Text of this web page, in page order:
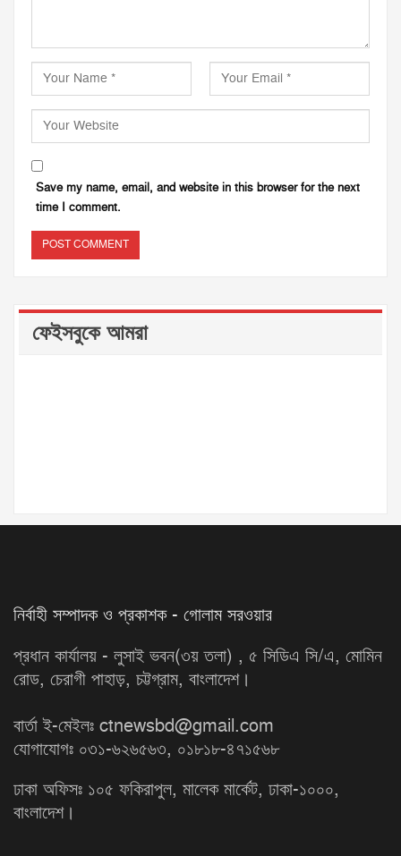
Save my name, email, and website in this browser for the next
time I comment.
ফেইসবুকে আমরা
নির্বাহী সম্পাদক ও প্রকাশক - গোলাম সরওয়ার
প্রধান কার্যালয় - লুসাই ভবন(৩য় তলা) , ৫ সিডিএ সি/এ, মোমিন
রোড, চেরাগী পাহাড়, চট্টগ্রাম, বাংলাদেশ।
বার্তা ই-মেইলঃ ctnewsbd@gmail.com
যোগাযোগঃ ০৩১-৬২৬৫৬৩, ০১৮১৮-৪৭১৫৬৮
ঢাকা অফিসঃ ১০৫ ফকিরাপুল, মালেক মার্কেট, ঢাকা-১০০০,
বাংলাদেশ।